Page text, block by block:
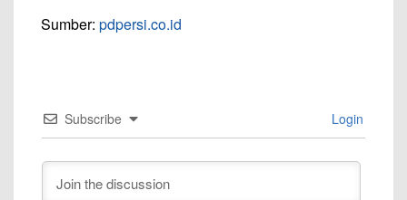
Sumber: pdpersi.co.id
Subscribe Login